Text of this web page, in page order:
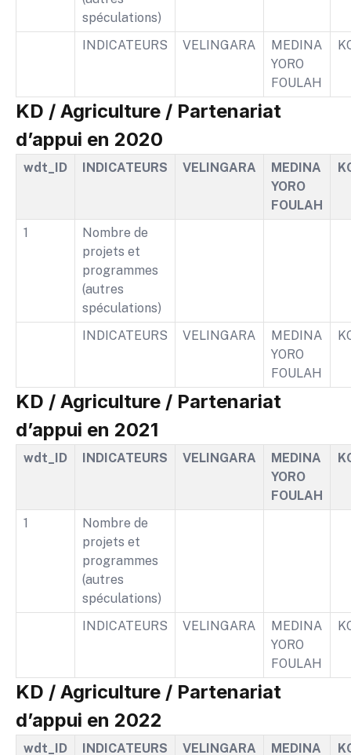
spéculations)
INDICATEURS
VELINGARA
MEDINA
YORO
FOULAH
KD / Agriculture / Partenariat
d’appui en 2020
wdt_ID INDICATEURS VELINGARA
MEDINA
YORO
FOULAH
1
Nombre de
projets et
programmes
(autres
spéculations)
INDICATEURS
VELINGARA
MEDINA
YORO
FOULAH
KD / Agriculture / Partenariat
d’appui en 2021
wdt_ID INDICATEURS VELINGARA
MEDINA
YORO
FOULAH
1
Nombre de
projets et
programmes
(autres
spéculations)
INDICATEURS
VELINGARA
MEDINA
YORO
FOULAH
KD / Agriculture / Partenariat
d’appui en 2022
wdt_ID INDICATEURS VELINGARA
MEDINA